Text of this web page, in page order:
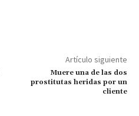
Artículo siguiente
Muere una de las dos
prostitutas heridas por un
cliente